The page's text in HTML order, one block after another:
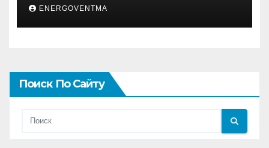
ENERGOVENTMA
Поиск По Сайту